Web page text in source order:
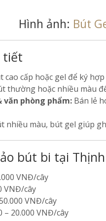
Hình ảnh: Bút
tiết
cao cấp hoặc gel để ký
thường hoặc nhiều màu
văn phòng phẩm: Bán lẻ
nhiều màu, bút gel giúp
bút bi tại
VNĐ/cây
VNĐ/cây
VNĐ/cây
– 20.000 VNĐ/cây